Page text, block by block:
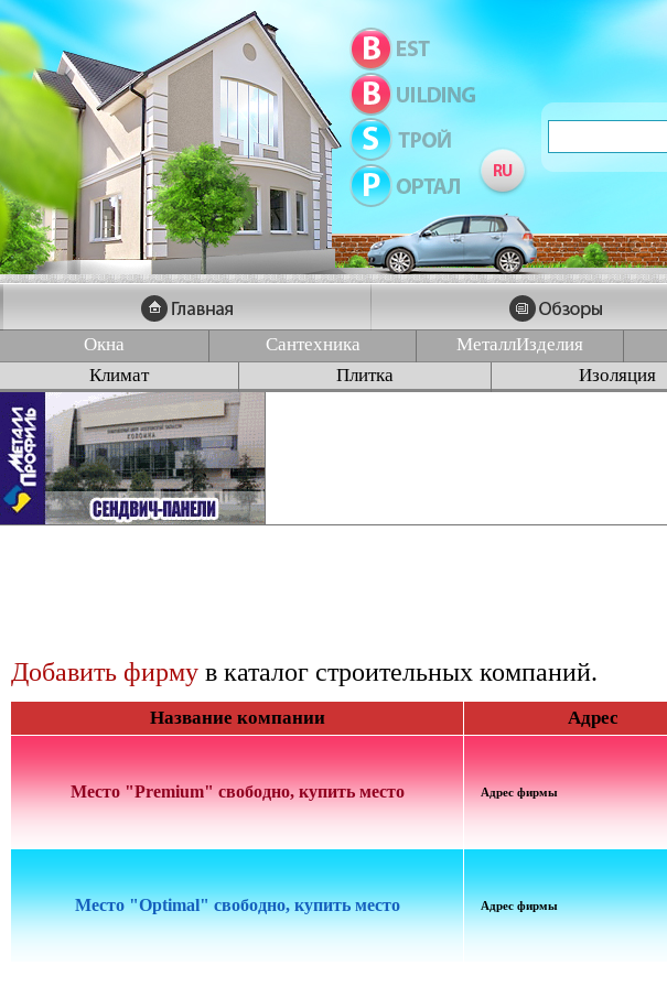
Окна Сантехника МеталлИзделия
Климат
Плитка Изоляция
Добавить фирму в каталог строительных компаний.
Название компании Адрес
Место "Premium" свободно, купить место Адрес фирмы
Место "Optimal" свободно, купить место Адрес фирмы